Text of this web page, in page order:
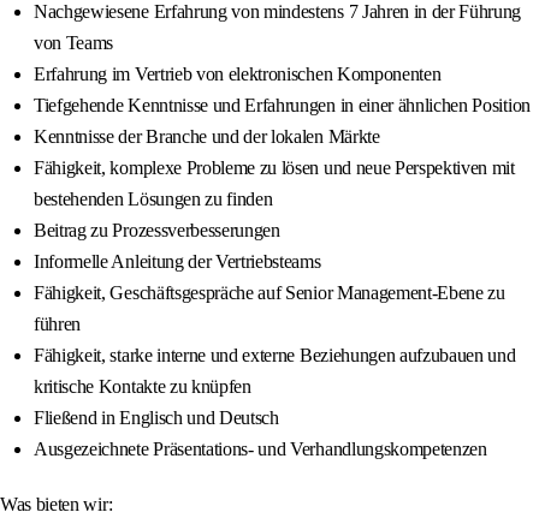
Nachgewiesene Erfahrung von mindestens 7 Jahren in der Führung
von Teams
Erfahrung im Vertrieb von elektronischen Komponenten
Tiefgehende Kenntnisse und Erfahrungen in einer ähnlichen Position
Kenntnisse der Branche und der lokalen Märkte
Fähigkeit, komplexe Probleme zu lösen und neue Perspektiven mit
bestehenden Lösungen zu finden
Beitrag zu Prozessverbesserungen
Informelle Anleitung der Vertriebsteams
Fähigkeit, Geschäftsgespräche auf Senior Management-Ebene zu
führen
Fähigkeit, starke interne und externe Beziehungen aufzubauen und
kritische Kontakte zu knüpfen
Fließend in Englisch und Deutsch
Ausgezeichnete Präsentations- und Verhandlungskompetenzen
Was bieten wir: